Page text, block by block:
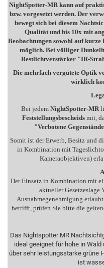
NightSpotter-MR kann auf
bzw. vorgesetzt werden. Der
bewegt sich bei diesem
Qualität und bis 10x mit
Beobachtungen sowohl auf
möglich. Bei völliger
Restlichtverstärker "IR-
Die mehrfach vergütete Optik
wirklich
Bei jedem NightSpotter-MR
Feststellungsbescheidsmit,
"Verbotene
Somit ist der Erwerb, Besitz und
in Kombination mit
Kameraobjektiven)
Der Einsatz in Kombination mit
aktueller
Ausnahmegenehmigung
betrifft, prüfen Sie bitte die
Das Nightspotter MR
ideal geeignet für hohe in
über sehr leistungsstarke grüne
ist